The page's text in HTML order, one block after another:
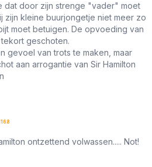
dat door zijn strenge "vader" moet
zijn kleine buurjongetje niet meer zo
moet betuigen. De opvoeding van
geschoten.
gevoel van trots te maken, maar
aan arrogantie van Sir Hamilton
ontzettend volwassen..... Not!